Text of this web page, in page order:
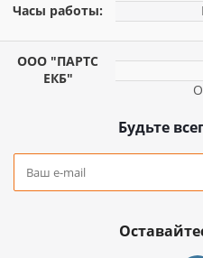
Часы работы:
ООО "ПАРТС
ЕКБ"
Будьте